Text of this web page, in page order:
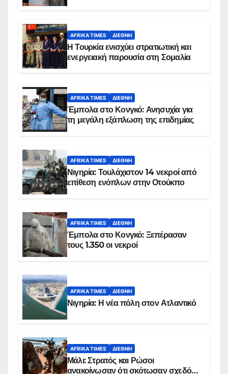
AFRIKA TIMES ΔΙΕΘΝΉ
Η Τουρκία ενισχύει στρατιωτική και
ενεργειακή παρουσία στη Σομαλία
AFRIKA TIMES ΔΙΕΘΝΉ
Έμπολα στο Κονγκό: Ανησυχία για
τη μεγάλη εξάπλωση της επιδημίας
AFRIKA TIMES ΔΙΕΘΝΉ
Νιγηρία: Τουλάχιστον 14 νεκροί από
επίθεση ενόπλων στην Οτούκπο
AFRIKA TIMES ΔΙΕΘΝΉ
Έμπολα στο Κονγκό: Ξεπέρασαν
τους 1.350 οι νεκροί
AFRIKA TIMES ΔΙΕΘΝΉ
Νιγηρία: Η νέα πόλη στον Ατλαντικό
AFRIKA TIMES ΔΙΕΘΝΉ
Μάλι: Στρατός και Ρώσοι
ανακοίνωσαν ότι σκότωσαν σχεδόν